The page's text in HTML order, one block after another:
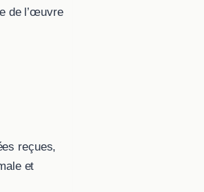
de l’œuvre
reçues,
et